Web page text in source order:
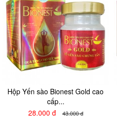
Hộp Yến sào Bionest Gold cao
cấp...
28.000 đ
43.000 đ